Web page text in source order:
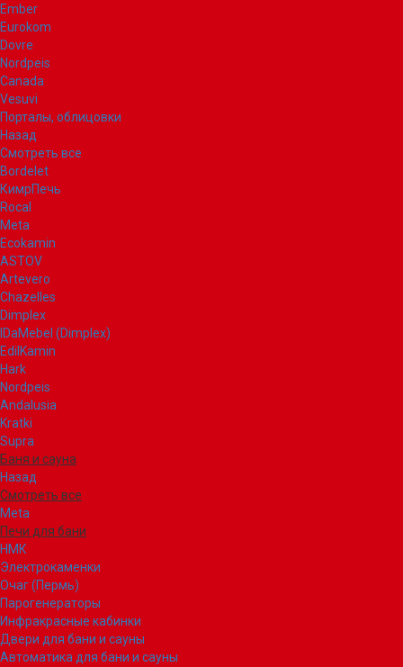
Ember
Eurokom
Dovre
Nordpeis
Canada
Vesuvi
Порталы, облицовки
Назад
Смотреть все
Bordelet
КимрПечь
Rocal
Meta
Ecokamin
ASTOV
Artevero
Chazelles
Dimplex
IDaMebel (Dimplex)
EdilKamin
Hark
Nordpeis
Andalusia
Kratki
Supra
Баня и сауна
Назад
Смотреть все
Meta
Печи для бани
НМК
Электрокаменки
Очаг (Пермь)
Парогенераторы
Инфракрасные кабинки
Двери для бани и сауны
Автоматика для бани и сауны